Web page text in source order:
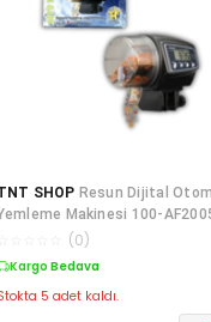
SHOP Resun Dijital
Makinesi 100-
Akvaryum Balıkları İçin Hassas
(0)
Kargo Bedava
5 adet kaldı.